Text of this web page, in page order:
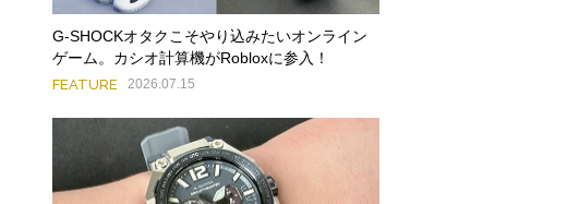
G-SHOCKオタクこそやり込みたいオンライン
ゲーム。カシオ計算機がRobloxに参入！
FEATURE 2026.07.15